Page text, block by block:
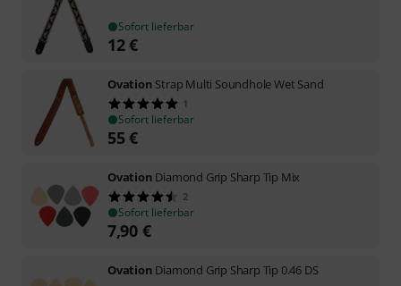
Sofort lieferbar
12€
Ovation Strap Multi Soundhole Wet Sand
1
Sofort lieferbar
55€
Ovation Diamond Grip Sharp Tip Mix
2
Sofort lieferbar
7,90 €
Ovation Diamond Grip Sharp Tip 0.46 DS